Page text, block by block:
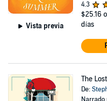
Vista previa
4.3
$25.16
días
The
De: